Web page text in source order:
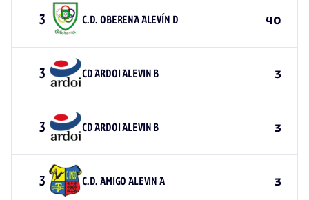
3 C.D. OBERENA ALEVÍN D 40
3 CD ARDOI ALEVIN B 3
3 CD ARDOI ALEVIN B 3
3 C.D. AMIGO ALEVIN A 3